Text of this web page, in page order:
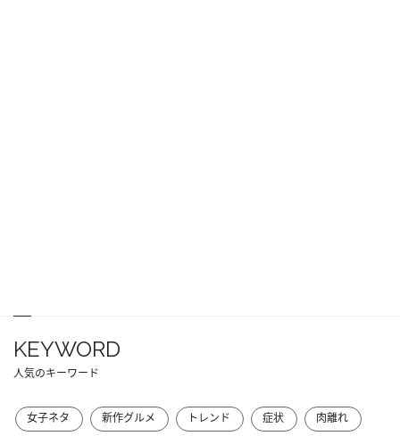
KEYWORD
人気のキーワード
女子ネタ 新作グルメ トレンド 症状
肉離れ